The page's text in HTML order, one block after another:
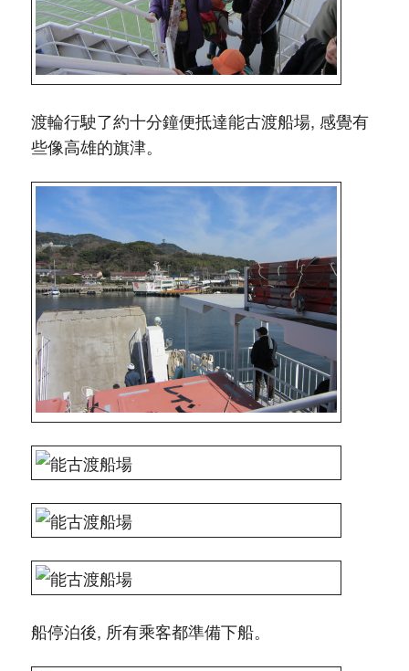
渡輪行駛了約十分鐘便抵達能古渡船場, 感覺有
些像高雄的旗津。
船停泊後, 所有乘客都準備下船。